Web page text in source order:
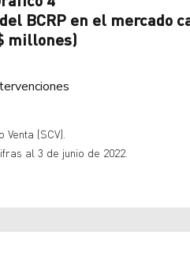
BCRP en el mercado
millones)
(SCV).
al 3 de junio de 2022.